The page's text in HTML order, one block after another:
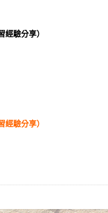
驗分享）
驗分享）